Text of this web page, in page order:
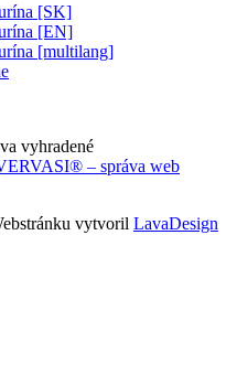
[SK]
[EN]
[multilang]
vyhradené
– správa web
vytvoril LavaDesign